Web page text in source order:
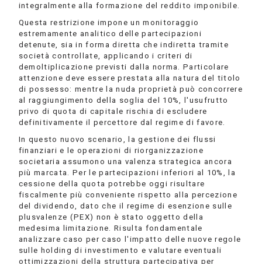
integralmente alla formazione del reddito imponibile.
Questa restrizione impone un monitoraggio
estremamente analitico delle partecipazioni
detenute, sia in forma diretta che indiretta tramite
società controllate, applicando i criteri di
demoltiplicazione previsti dalla norma. Particolare
attenzione deve essere prestata alla natura del titolo
di possesso: mentre la nuda proprietà può concorrere
al raggiungimento della soglia del 10%, l'usufrutto
privo di quota di capitale rischia di escludere
definitivamente il percettore dal regime di favore.
In questo nuovo scenario, la gestione dei flussi
finanziari e le operazioni di riorganizzazione
societaria assumono una valenza strategica ancora
più marcata. Per le partecipazioni inferiori al 10%, la
cessione della quota potrebbe oggi risultare
fiscalmente più conveniente rispetto alla percezione
del dividendo, dato che il regime di esenzione sulle
plusvalenze (PEX) non è stato oggetto della
medesima limitazione. Risulta fondamentale
analizzare caso per caso l'impatto delle nuove regole
sulle holding di investimento e valutare eventuali
ottimizzazioni della struttura partecipativa per